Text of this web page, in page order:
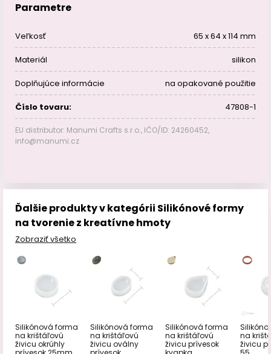
Parametre
Veľkosť 65 x 64 x 114 mm
Materiál silikon
Doplňujúce informácie na opakované použitie
Číslo tovaru: 47808-1
EU distributor: Manumi Crafts s.r.o., IČO/ID: 24260452,
info@manumi.cz
Ďalšie produkty v kategórii Silikónové formy
na tvorenie z kreatívne hmoty
Zobraziť všetko
Silikónová forma
na krištáľovú
živicu okrúhly
Silikónová forma
na krištáľovú
živicu oválny
Silikónová forma
na krištáľovú
živicu prívesok
na
živicu